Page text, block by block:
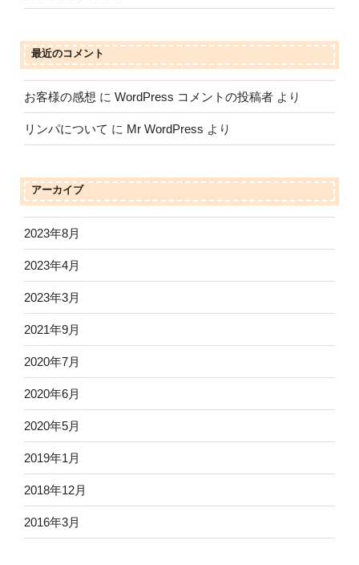
最近のコメント
お客様の感想 に WordPress コメントの投稿者 より
リンパについて に Mr WordPress より
アーカイブ
2023年8月
2023年4月
2023年3月
2021年9月
2020年7月
2020年6月
2020年5月
2019年1月
2018年12月
2016年3月